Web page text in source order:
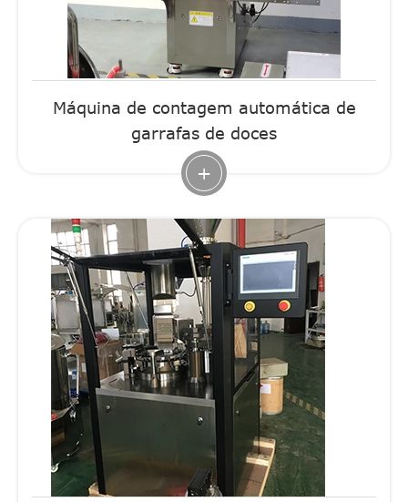
Máquina de contagem automática de
garrafas de doces
+